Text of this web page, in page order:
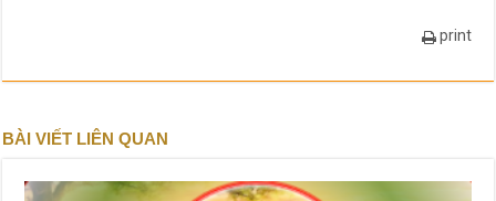
print
BÀI VIẾT LIÊN QUAN